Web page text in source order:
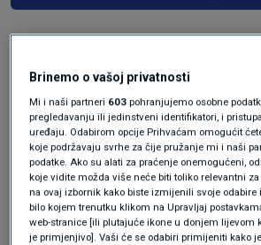
Oglas
Brinemo o vašoj privatnosti
Mi i naši partneri 603 pohranjujemo osobne
pregledavanju ili jedinstveni identifikatori, i
uređaju. Odabirom opcije Prihvaćam omogućit
koje podržavaju svrhe za čije pružanje mi i naši
podatke. Ako su alati za praćenje onemogućeni,
koje vidite možda više neće biti toliko relevantni
na ovaj izbornik kako biste izmijenili svoje odabire
bilo kojem trenutku klikom na Upravljaj
web-stranice [ili plutajuće ikone u donjem lijevom
je primjenjivo]. Vaši će se odabiri primijeniti kako